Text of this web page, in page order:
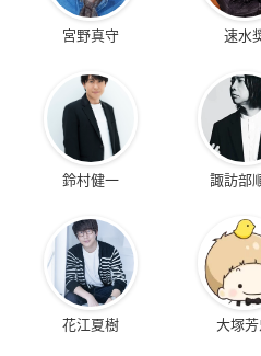
【取扱い店舗】
宮野真守 速水
鈴村健一 諏訪部
花江夏樹 大塚